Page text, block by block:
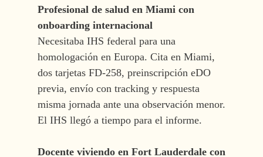
Profesional de salud en Miami con
onboarding internacional
Necesitaba IHS federal para una
homologación en Europa. Cita en Miami,
dos tarjetas FD-258, preinscripción eDO
previa, envío con tracking y respuesta
misma jornada ante una observación menor.
El IHS llegó a tiempo para el informe.
Docente viviendo en Fort Lauderdale con